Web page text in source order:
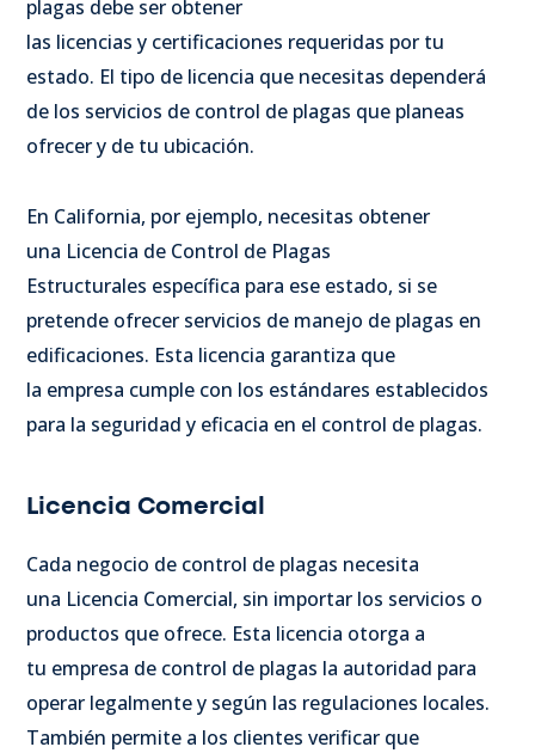
plagas debe ser obtener
las licencias y certificaciones requeridas por tu
estado. El tipo de licencia que necesitas dependerá
de los servicios de control de plagas que planeas
ofrecer y de tu ubicación.
En California, por ejemplo, necesitas obtener
una Licencia de Control de Plagas
Estructurales específica para ese estado, si se
pretende ofrecer servicios de manejo de plagas en
edificaciones. Esta licencia garantiza que
la empresa cumple con los estándares establecidos
para la seguridad y eficacia en el control de plagas.
Licencia Comercial
Cada negocio de control de plagas necesita
una Licencia Comercial, sin importar los servicios o
productos que ofrece. Esta licencia otorga a
tu empresa de control de plagas la autoridad para
operar legalmente y según las regulaciones locales.
También permite a los clientes verificar que